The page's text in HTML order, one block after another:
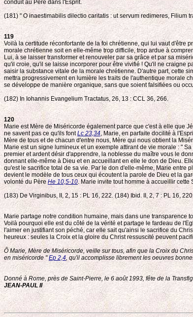
conduit au Père dans l'Esprit.
(181) " O inaestimabilis dilectio caritatis : ut servum redimeres, Filium
119
Voilà la certitude réconfortante de la foi chrétienne, qui lui vaut d'être
morale chrétienne soit en elle-même trop difficile, trop ardue à
Lui, à se laisser transformer et renouveler par sa grâce et par sa
qu'il croie, qu'il se laisse incorporer pour être vivifié ! Qu'il ne craigne
saisir la substance vitale de la morale chrétienne. D'autre part, cette
mettra progressivement en lumière les traits de l'authentique morale
se développe de manière organique, sans que soient falsifiées ou
(182) In Iohannis Evangelium Tractatus, 26, 13 : CCL 36, 266.
120
Marie est Mère de Miséricorde également parce que c'est à elle que
ne savent pas ce qu'ils fontLc 23,34 , Marie, en parfaite docilité à
Mère de tous et de chacun d'entre nous, Mère qui nous obtient la
Marie est un signe lumineux et un exemple attirant de vie morale : "
premier et ardent désir d'apprendre, la noblesse du maître vous le
donnant elle-même à Dieu et en accueillant en elle le don de Dieu.
qu'est le sacrifice total de sa vie. Par le don d'elle-même, Marie
devient le modèle de tous ceux qui écoutent la parole de Dieu et la
volonté du PèreHe 10,5-10. Marie invite tout homme à accueillir
(183) De Virginibus, II, 2, 15 : PL 16, 222. (184) Ibid. II, 2, 7 : PL 16, 220.
Marie partage notre condition humaine, mais dans une transparence
Voilà pourquoi elle est du côté de la vérité et partage le fardeau de
l'aimer en justifiant son péché, car elle sait qu'ainsi le sacrifice du
heureux : seules la Croix et la gloire du Christ ressuscité peuvent
Ô Marie, Mère de Miséricorde, veille sur tous, afin que la Croix du
en miséricorde "Ep 2,4, qu'il accomplisse librement les oeuvres
Donné à Rome, près de Saint-Pierre, le 6 août 1993, fête de la
JEAN-PAUL II